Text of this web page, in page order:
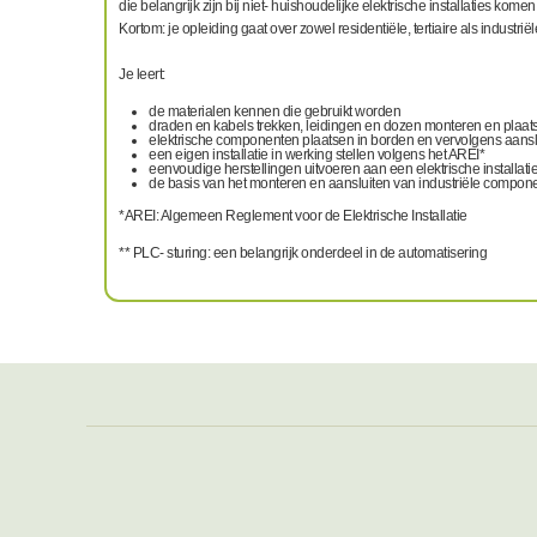
die belangrijk zijn bij niet- huishoudelijke elektrische installaties
Kortom: je opleiding gaat over zowel residentiële, tertiaire als
Je leert:
de materialen kennen die gebruikt worden
draden en kabels trekken, leidingen en dozen monteren en
elektrische componenten plaatsen in borden en vervolgens
een eigen installatie in werking stellen volgens het AREI*
eenvoudige herstellingen uitvoeren aan een elektrische installatie
de basis van het monteren en aansluiten van industriële
*AREI: Algemeen Reglement voor de Elektrische Installatie
** PLC- sturing: een belangrijk onderdeel in de automatisering